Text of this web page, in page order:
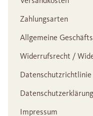
Zahlungsarten
Allgemeine
Widerrufsrecht /
Datenschutzrichtlinie
Impressum